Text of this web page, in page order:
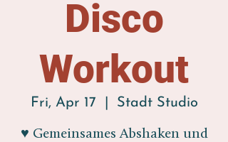
Disco
Workout
Fri, Apr 17 Stadt Studio
♥ Gemeinsames Abshaken und